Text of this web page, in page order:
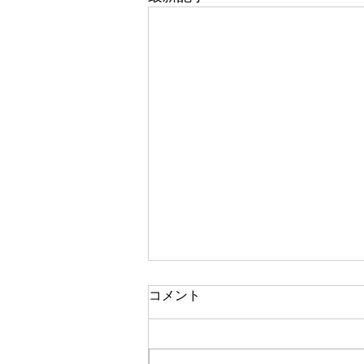
祈りの恵みの現れ35-2
その時に、軽自動車を借りること
コメント